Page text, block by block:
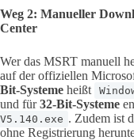
Weg 2: Manueller
Center
Wer das MSRT manuell
auf der offiziellen
Bit-Systeme heißt
und für32-Bit-Systeme
V5.140.exe . Zudem ist
ohne Registrierung